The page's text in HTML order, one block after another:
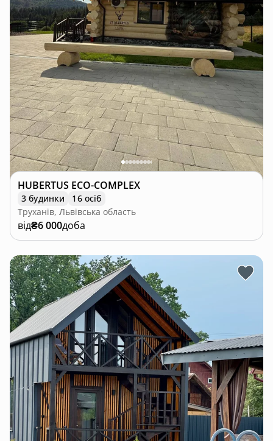
HUBERTUS ECO-COMPLEX
3 будинки
16 осіб
Труханів, Львівська область
від₴6 000доба